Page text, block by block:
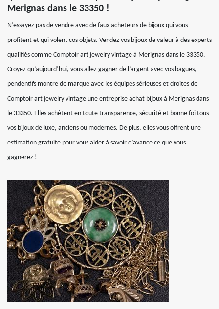
Merignas dans le 33350 !
N’essayez pas de vendre avec de faux acheteurs de bijoux qui vous
profitent et qui volent cos objets. Vendez vos bijoux de valeur à des experts
qualifiés comme Comptoir art jewelry vintage à Merignas dans le 33350.
Croyez qu’aujourd’hui, vous allez gagner de l’argent avec vos bagues,
pendentifs montre de marque avec les équipes sérieuses et droites de
Comptoir art jewelry vintage une entreprise achat bijoux à Merignas dans
le 33350. Elles achètent en toute transparence, sécurité et bonne foi tous
vos bijoux de luxe, anciens ou modernes. De plus, elles vous offrent une
estimation gratuite pour vous aider à savoir d’avance ce que vous
gagnerez !